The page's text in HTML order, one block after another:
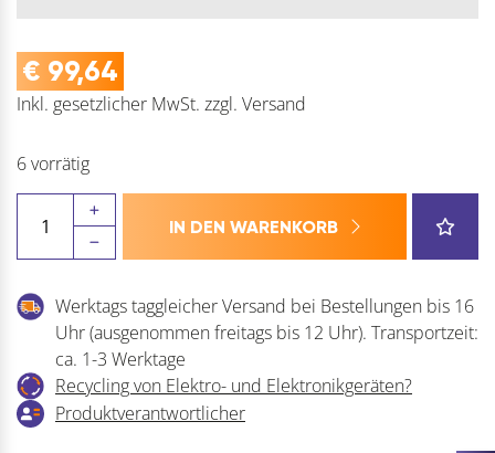
€ 99,64
Inkl. gesetzlicher MwSt. zzgl. Versand
6 vorrätig
Streuhwagen
mit
2-
Meter
-
Schleuderstreuer
IN DEN WARENKORB
Werktags taggleicher Versand bei Bestellungen bis 16
Uhr (ausgenommen freitags bis 12 Uhr). Transportzeit:
ca. 1-3 Werktage
Recycling von Elektro- und Elektronikgeräten?
Produktverantwortlicher